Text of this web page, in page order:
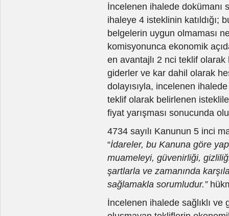
İncelenen ihalede dokümanı
ihaleye 4 isteklinin katıldığı;
belgelerin uygun olmaması
komisyonunca ekonomik
en avantajlı 2 nci teklif
giderler ve kar dahil olarak
dolayısıyla, incelenen
teklif olarak belirlenen
fiyat yarışması sonucunda
4734 sayılı Kanunun 5 inci
“İdareler, bu Kanuna göre
muameleyi, güvenirliği,
şartlarla ve zamanında
sağlamakla sorumludur.”
İncelenen ihalede sağlıklı ve